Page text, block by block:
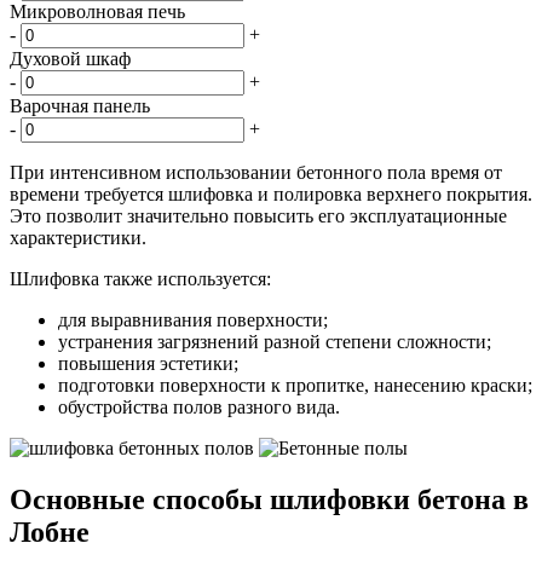
Микроволновая печь
-
+
Духовой шкаф
-
+
Варочная панель
-
+
При интенсивном использовании бетонного пола время от
времени требуется шлифовка и полировка верхнего покрытия.
Это позволит значительно повысить его эксплуатационные
характеристики.
Шлифовка также используется:
для выравнивания поверхности;
устранения загрязнений разной степени сложности;
повышения эстетики;
подготовки поверхности к пропитке, нанесению краски;
обустройства полов разного вида.
Основные способы шлифовки бетона в
Лобне